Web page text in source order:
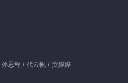
思程 / 代云帆 / 黄婷婷